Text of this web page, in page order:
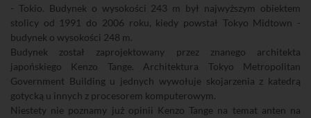
- Tokio. Budynek o wysokości 243 m był najwyższym obiektem
stolicy od 1991 do 2006 roku, kiedy powstał Tokyo Midtown -
budynek o wysokości 248 m.
Budynek został zaprojektowany przez znanego architekta
japońskiego Kenzo Tange. Architektura Tokyo Metropolitan
Government Building u jednych wywołuje skojarzenia z katedrą
gotycką u innych z procesorem komputerowym.
Niestety nie poznamy już opinii Kenzo Tange na temat anten na